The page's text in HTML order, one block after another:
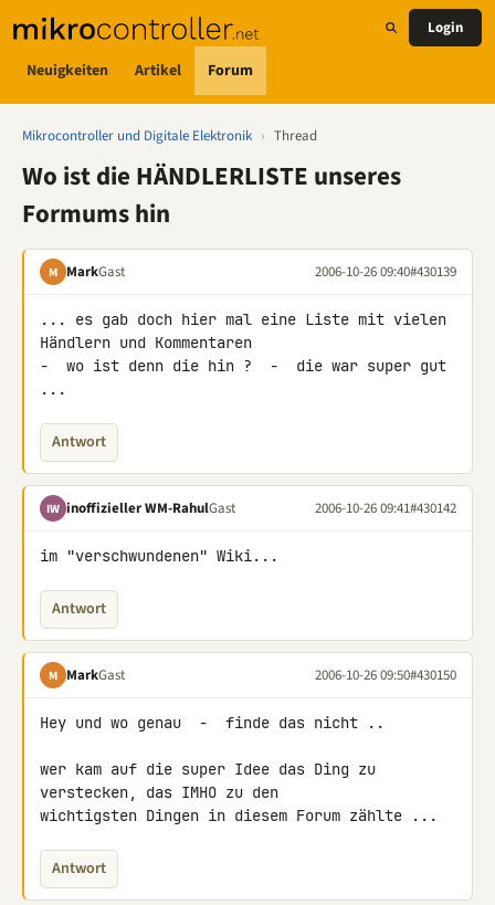
Neuigkeiten Artikel Forum
Login
Mikrocontroller und Digitale Elektronik › Thread
Wo ist die HÄNDLERLISTE unseres
Formums hin
M MarkGast 2006-10-26 09:40#430139
... es gab doch hier mal eine Liste mit vielen
Händlern und Kommentaren
-  wo ist denn die hin ?  -  die war super gut
...
Antwort
IW inoffizieller WM-RahulGast 2006-10-26 09:41#430142
im "verschwundenen" Wiki...
Antwort
M MarkGast 2006-10-26 09:50#430150
Hey und wo genau  -  finde das nicht ..
wer kam auf die super Idee das Ding zu
verstecken, das IMHO zu den
wichtigsten Dingen in diesem Forum zählte ...
Antwort